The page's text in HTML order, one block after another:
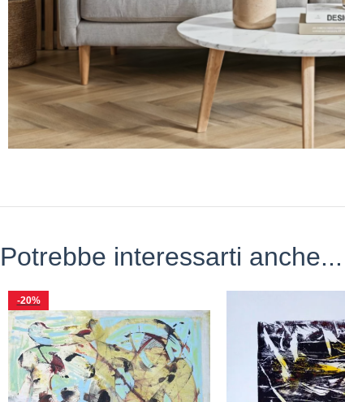
Potrebbe interessarti anche...
-20%